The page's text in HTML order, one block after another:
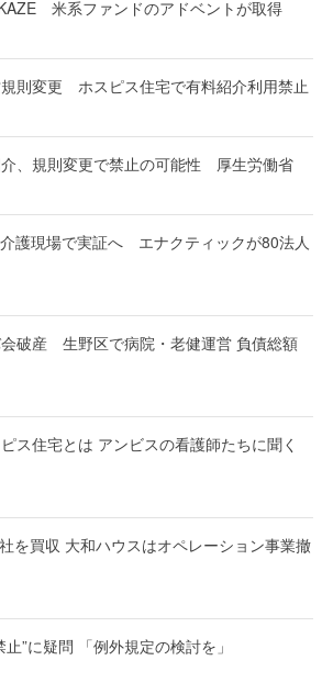
米系ファンドのアドベントが取得
則変更 ホスピス住宅で有料紹介利用禁止
、規則変更で禁止の可能性 厚生労働省
護現場で実証へ エナクティックが80法人
破産 生野区で病院・老健運営 負債総額
ピス住宅とは アンビスの看護師たちに聞く
を買収 大和ハウスはオペレーション事業撤
”に疑問 「例外規定の検討を」